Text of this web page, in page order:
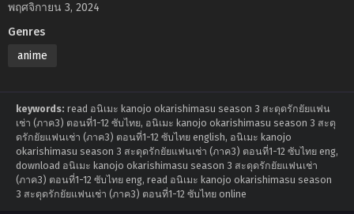
พฤศจิกายน 3, 2024
Genres
anime
keywords: read อนิเมะ kanojo okarishimasu season 3 สะดุดรักยัยแฟน
เช่า (ภาค3) ตอนที่1-12 ซับไทย, อนิเมะ kanojo okarishimasu season 3 สะดุ
ดรักยัยแฟนเช่า (ภาค3) ตอนที่1-12 ซับไทย english, อนิเมะ kanojo
okarishimasu season 3 สะดุดรักยัยแฟนเช่า (ภาค3) ตอนที่1-12 ซับไทย eng,
download อนิเมะ kanojo okarishimasu season 3 สะดุดรักยัยแฟนเช่า
(ภาค3) ตอนที่1-12 ซับไทย eng, read อนิเมะ kanojo okarishimasu season
3 สะดุดรักยัยแฟนเช่า (ภาค3) ตอนที่1-12 ซับไทย online